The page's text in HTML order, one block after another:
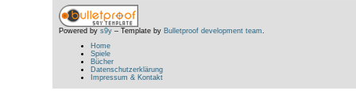
Powered by s9y– Template by Bulletproof development team.
Home
Spiele
Bücher
Datenschutzerklärung
Impressum & Kontakt